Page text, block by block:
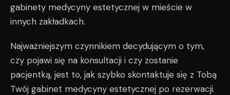
gabinety medycyny estetycznej w mieście w
innych zakładkach.
Najważniejszym czynnikiem decydującym o tym,
czy pojawi się na konsultacji i czy zostanie
pacjentką, jest to, jak szybko skontaktuje się z Tobą
Twój gabinet medycyny estetycznej po rezerwacji.